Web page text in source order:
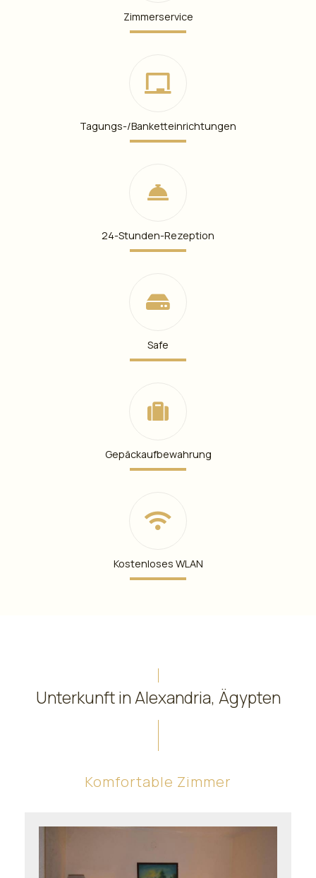
Zimmerservice
Tagungs-/Banketteinrichtungen
24-Stunden-Rezeption
Safe
Gepäckaufbewahrung
Kostenloses WLAN
Unterkunft in Alexandria, Ägypten
Komfortable Zimmer